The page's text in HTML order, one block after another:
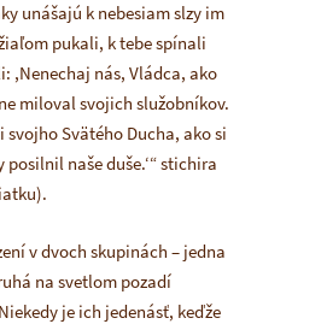
unášajú k nebesiam slzy im
pukali, k tebe spínali
,Nenechaj nás, Vládca, ako
miloval svojich služobníkov.
svojho Svätého Ducha, ako si
naše duše.‘“ stichira
v dvoch skupinách – jedna
na svetlom pozadí
je ich jedenásť, keďže